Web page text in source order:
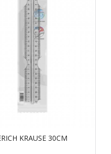
KRAUSE 30CM